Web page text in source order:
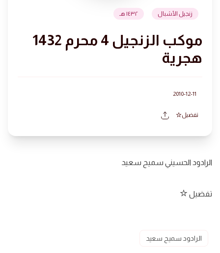
زنجيل الأشبال ١٤٣٢ هـ
موكب الزنجيل 4 محرم 1432
هجرية
2010-12-11
تفضيل
الرادود الحسيني سميح سعيد
تفضيل
الرادود سميح سعيد